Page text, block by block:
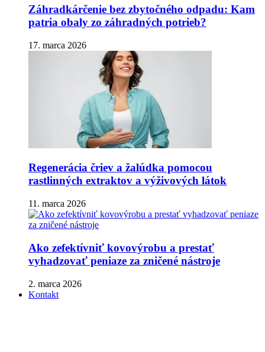
Záhradkárčenie bez zbytočného odpadu: Kam
patria obaly zo záhradných potrieb?
17. marca 2026
Regenerácia čriev a žalúdka pomocou
rastlinných extraktov a výživových látok
11. marca 2026
Ako zefektívniť kovovýrobu a prestať
vyhadzovať peniaze za zničené nástroje
2. marca 2026
Kontakt